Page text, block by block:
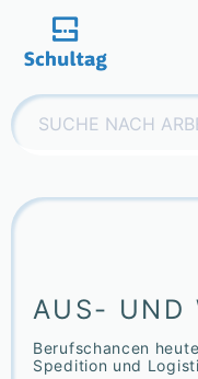
content
Suchen
nach:
AUS- UND
Berufschancen
Spedition und